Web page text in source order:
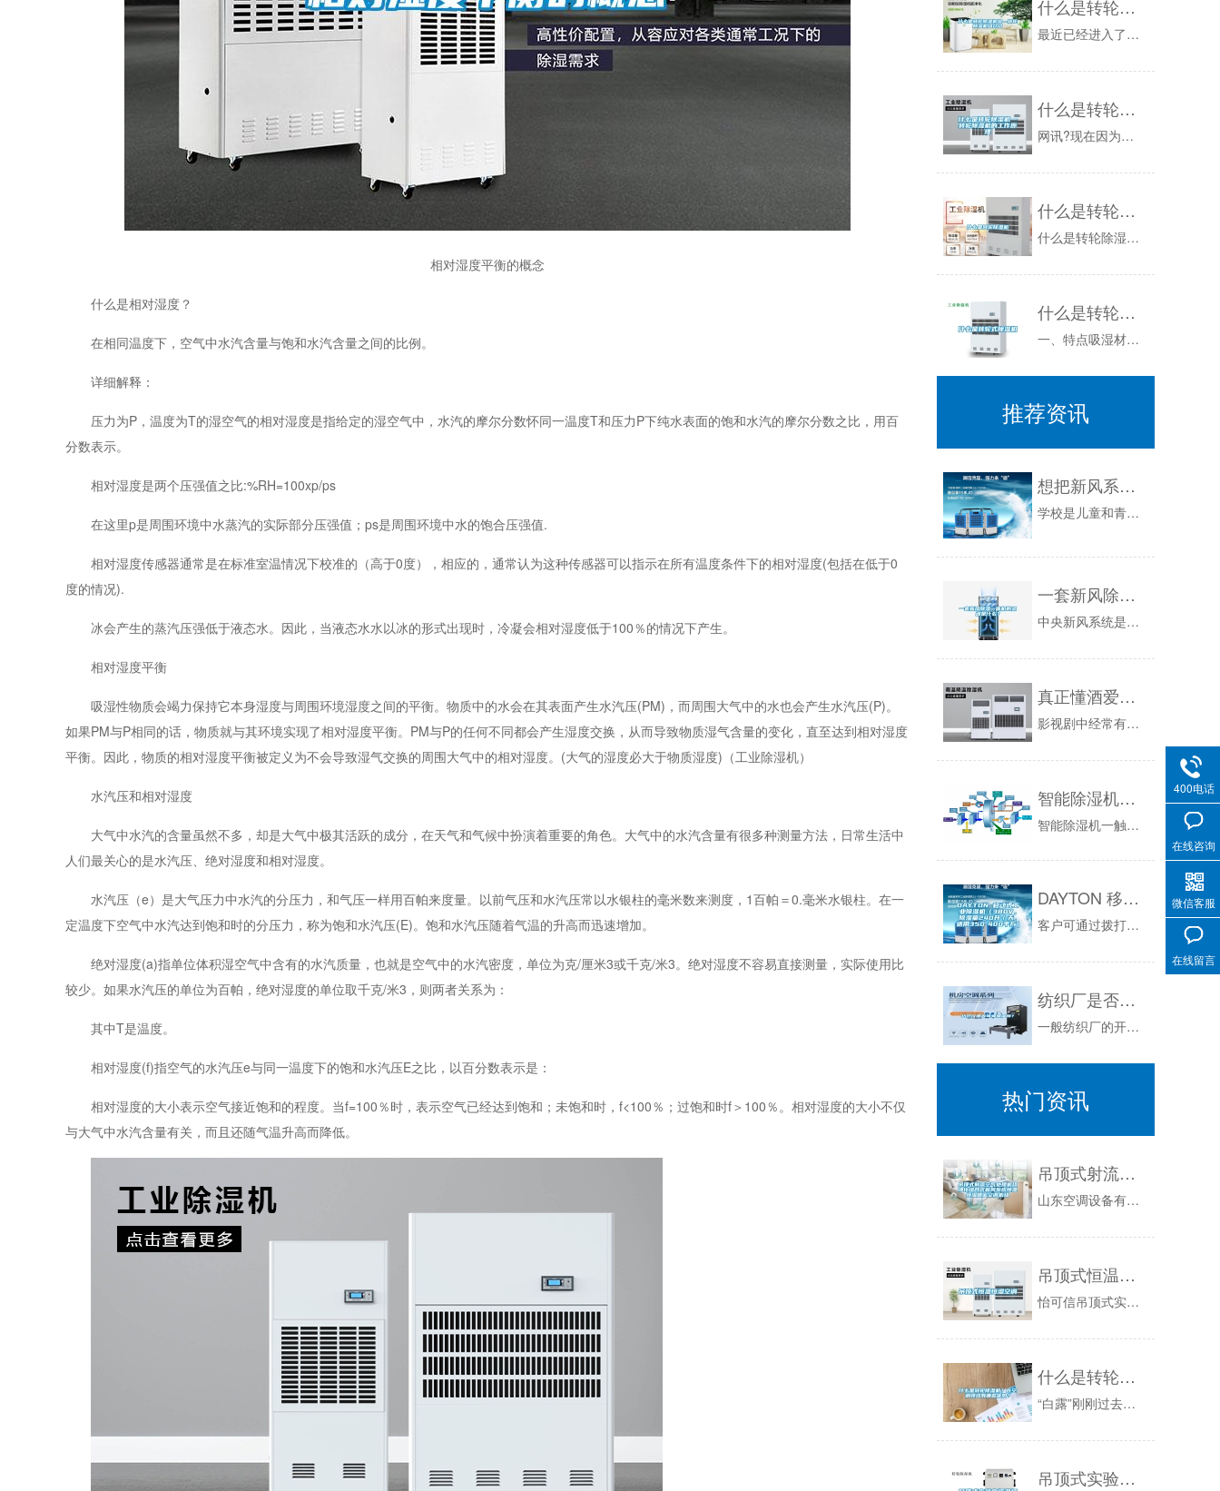
相对湿度平衡的概念
什么是相对湿度？
在相同温度下，空气中水汽含量与饱和水汽含量之间的比例。
详细解释：
压力为P，温度为T的湿空气的相对湿度是指给定的湿空气中，水汽的摩尔分数怀同一温度T和压力P下纯水表面的饱和水汽的摩尔分数之比，用百
分数表示。
相对湿度是两个压强值之比:%RH=100xp/ps
在这里p是周围环境中水蒸汽的实际部分压强值；ps是周围环境中水的饱合压强值.
相对湿度传感器通常是在标准室温情况下校准的（高于0度），相应的，通常认为这种传感器可以指示在所有温度条件下的相对湿度(包括在低于0
度的情况).
冰会产生的蒸汽压强低于液态水。因此，当液态水水以冰的形式出现时，冷凝会相对湿度低于100％的情况下产生。
相对湿度平衡
吸湿性物质会竭力保持它本身湿度与周围环境湿度之间的平衡。物质中的水会在其表面产生水汽压(PM)，而周围大气中的水也会产生水汽压(P)。
如果PM与P相同的话，物质就与其环境实现了相对湿度平衡。PM与P的任何不同都会产生湿度交换，从而导致物质湿气含量的变化，直至达到相对湿度
平衡。因此，物质的相对湿度平衡被定义为不会导致湿气交换的周围大气中的相对湿度。(大气的湿度必大于物质湿度)（工业除湿机）
水汽压和相对湿度
大气中水汽的含量虽然不多，却是大气中极其活跃的成分，在天气和气候中扮演着重要的角色。大气中的水汽含量有很多种测量方法，日常生活中
人们最关心的是水汽压、绝对湿度和相对湿度。
水汽压（e）是大气压力中水汽的分压力，和气压一样用百帕来度量。以前气压和水汽压常以水银柱的毫米数来测度，1百帕＝0.毫米水银柱。在一
定温度下空气中水汽达到饱和时的分压力，称为饱和水汽压(E)。饱和水汽压随着气温的升高而迅速增加。
绝对湿度(a)指单位体积湿空气中含有的水汽质量，也就是空气中的水汽密度，单位为克/厘米3或千克/米3。绝对湿度不容易直接测量，实际使用比
较少。如果水汽压的单位为百帕，绝对湿度的单位取千克/米3，则两者关系为：
其中T是温度。
相对湿度(f)指空气的水汽压e与同一温度下的饱和水汽压E之比，以百分数表示是：
相对湿度的大小表示空气接近饱和的程度。当f=100％时，表示空气已经达到饱和；未饱和时，f<100％；过饱和时f＞100％。相对湿度的大小不仅
与大气中水汽含量有关，而且还随气温升高而降低。
什么是转轮除湿机组—转轮除湿机组介绍
最近已经进入了我们的生活，在梅雨季节帮助了我们远离流感与风湿等疾病。那么大家又懂转轮除湿机不呢？那么今天小编就给大家讲讲什么是转轮除湿机，转...
什么是转轮除湿机—转轮除湿机的工作原理
网讯?现在因为空气的变化无常导致室内空气的湿度也不稳定，特别是在春秋季节室内湿度非常潮湿很影响人们身体健康，因此市场上出现了来解决这个问题，...
什么是转轮除湿机
什么是转轮除湿机什么是转轮除湿机？大家对转轮除湿机有所了解吗？是不是感觉从来没听过呢？我们要时刻丰富自己的学识见识，增长视野。转轮除湿机是空...
什么是转轮式除湿机
一、特点吸湿材料有吸附式和吸收式两种。二、适用范围地下建筑、制药、食品、手术室等，与空调系统联合运行，达到所要求的温湿度。三、产品选用要点1...
推荐资讯
想把新风系统做到学校 得满足这几点
学校是儿童和青少年的重要学习场所，随着校园空气污染事件的频发，学校也在主动寻找应对方法，安装新风系统被列为首要应对方法之一，为了响应国家政策...
一套新风除湿一体机的灵魂是什么？
中央新风系统是什么？你可以理解是给你的房子戴上一个大口罩：在新风系统不断普及的现在，有越来越多人选择了功能更多的新风除湿一体机。新风除湿一体...
真正懂酒爱酒之人，大多『不好惹』！
影视剧中经常有关于品红酒的场景，除了专业品酒，大概还分为几类。一为浪漫烛光晚餐。在这里，酒是情调，是属于两个人的浪漫，一切故事，都在酒中。二...
智能除湿机一触即发，即可远离潮湿发霉
智能除湿机一触即发，即可远离潮湿发霉的详细信息！除湿机的种类有很多，不同品牌的除湿机价格及应用范围也会有细微的差别，而安诗曼将会为您提供优质...
DAYTON 移动式工业除湿机（380V，除湿量240升／天，适用350-400平方）
客户可通过拨打售后热线申请退换货，在与固安捷客服确认并取得受理号后，通过快递、物流方式退回货物。客户自收到产品之日起七(7)天内可以退货或换...
纺织厂是否需要加湿器？
一般纺织厂的开茧车间，比较适合较小的相对湿度水平，这有利于开茧机抓开废茧和清除杂质，其余车间的相对湿度就要求比较大一些。虽然丝纤维的吸湿能力...
热门资讯
吊顶式射流空气处理机组净化组合式新风系统恒温恒湿精密空调机组
山东空调设备有限公司：空气处理机组(Airhandlingunit，AHU)：空气处理机组(AHU)是一种集中式空气处理系统，它起源于设备集...
吊顶式恒温恒湿空调
怡可信吊顶式实验室专用空调是针对实验室面积小，不占用实验室面积而开发的一款吊顶式精密空调，充分满足实验室对温度、湿度、洁净度的要求，尤其应用...
什么是转轮除湿机？在空调领域有哪些优势？
“白露”刚刚过去，意味着夏天已经悄然结束。回顾整个夏天，你是不是依然能想起空调续命的那些天。夏日的娱乐场所，也从烈日炎炎的室外延伸到了凉爽舒...
吊顶式实验室恒温恒湿空调如何避免漏水？
400电话
在线咨询
微信客服
在线留言